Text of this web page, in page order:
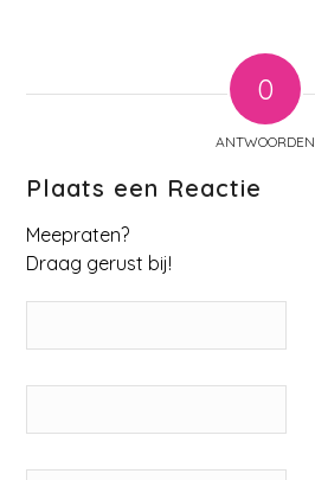
0
ANTWOORDEN
Plaats een Reactie
Meepraten?
Draag gerust bij!